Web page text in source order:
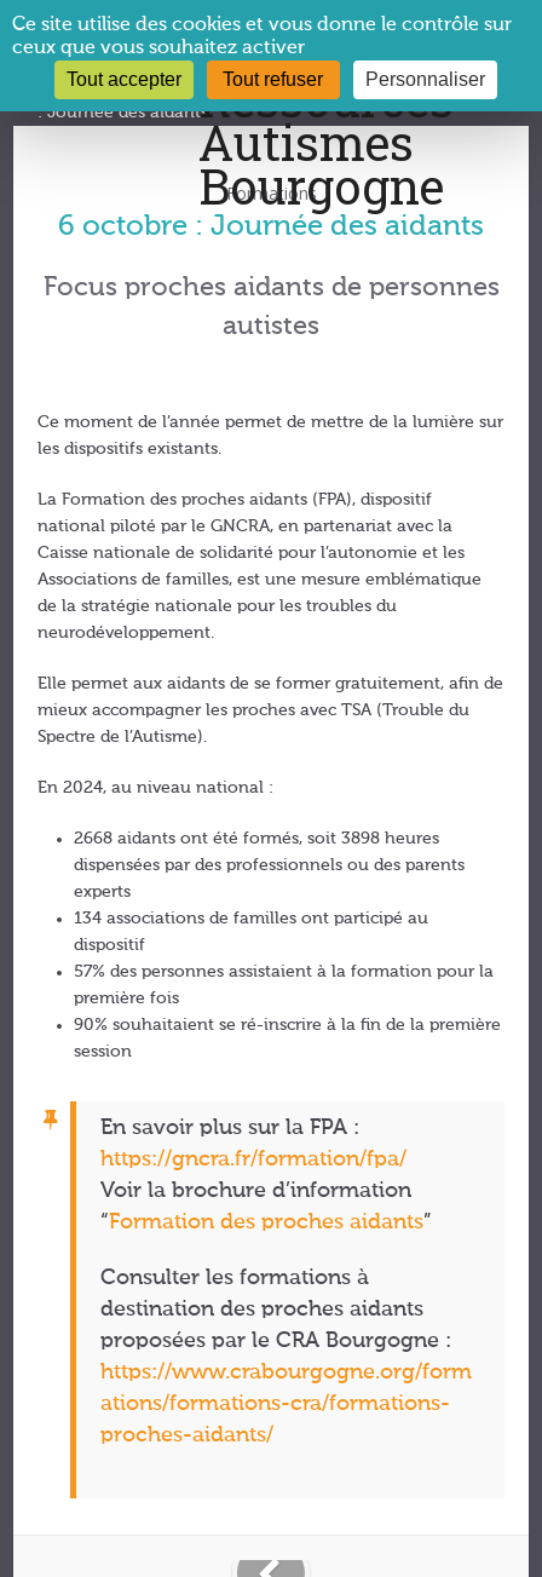
Vous êtes ici :CRA Bourgogne→Formations→6 octobre
: Journée des aidants
Formations
6 octobre : Journée des aidants
Focus proches aidants de personnes
autistes
Ce moment de l’année permet de mettre de la lumière sur
les dispositifs existants.
La Formation des proches aidants (FPA), dispositif
national piloté par le GNCRA, en partenariat avec la
Caisse nationale de solidarité pour l’autonomie et les
Associations de familles, est une mesure emblématique
de la stratégie nationale pour les troubles du
neurodéveloppement.
Elle permet aux aidants de se former gratuitement, afin de
mieux accompagner les proches avec TSA (Trouble du
Spectre de l’Autisme).
En 2024, au niveau national :
2668 aidants ont été formés, soit 3898 heures
dispensées par des professionnels ou des parents
experts
134 associations de familles ont participé au
dispositif
57% des personnes assistaient à la formation pour la
première fois
90% souhaitaient se ré-inscrire à la fin de la première
session
En savoir plus sur la FPA :
https://gncra.fr/formation/fpa/
Voir la brochure d’information
“Formation des proches aidants”
Consulter les formations à
destination des proches aidants
proposées par le CRA Bourgogne :
https://www.crabourgogne.org/form
ations/formations-cra/formations-
proches-aidants/
Panneau de gestion des cookies
Ce site utilise des cookies et vous donne le contrôle sur
ceux que vous souhaitez activer
Tout accepter Tout refuser Personnaliser